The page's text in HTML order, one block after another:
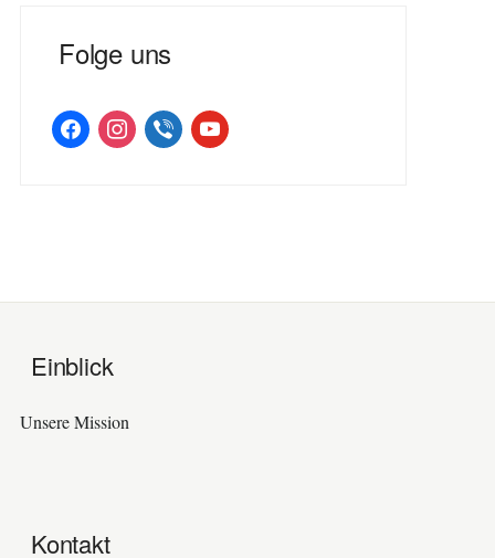
Folge uns
facebookinstagramviber youtube
Einblick
Unsere Mission
Kontakt